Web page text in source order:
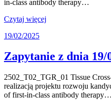
in-class antibody therapy…
Czytaj więcej
19/02/2025
Zapytanie z dnia 19/
2502_T02_TGR_01 Tissue
realizacją projektu rozwoju
of first-in-class antibody therapy…